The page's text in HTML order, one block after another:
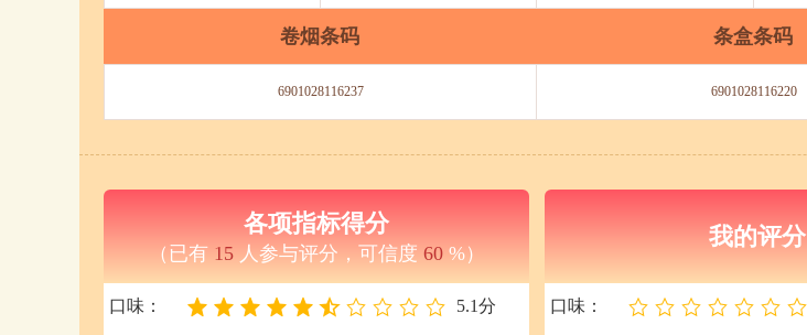
卷烟条码 条盒条码
6901028116237 6901028116220
各项指标得分
（已有 15人参与评分，可信度 60%）
口味： 5.1分
我的评分
口味：